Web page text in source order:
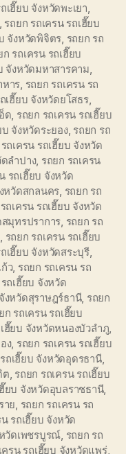
เฮี๊ยบ จังหวัดพะเยา,
, รถยก รถเครน รถเฮี๊ยบ
จังหวัดพิจิตร, รถยก รถ
ก รถเครน รถเฮี๊ยบ
จังหวัดมหาสารคาม,
หาร, รถยก รถเครน รถ
เฮี๊ยบ จังหวัดยโสธร,
ด, รถยก รถเครน รถเฮี๊ยบ
จังหวัดระยอง, รถยก รถ
ถเครน รถเฮี๊ยบ จังหวัด
ลำปาง, รถยก รถเครน
รถเฮี๊ยบ จังหวัด
หวัดสกลนคร, รถยก รถ
ถเครน รถเฮี๊ยบ จังหวัด
สมุทรปราการ, รถยก รถ
, รถยก รถเครน รถเฮี๊ยบ
เฮี๊ยบ จังหวัดสระบุรี,
ว, รถยก รถเครน รถ
ถเฮี๊ยบ จังหวัด
งหวัดสุราษฎร์ธานี, รถยก
ก รถเครน รถเฮี๊ยบ
ฮี๊ยบ จังหวัดหนองบัวลำภู,
ง, รถยก รถเครน รถเฮี๊ยบ
ถเฮี๊ยบ จังหวัดอุดรธานี,
ต, รถยก รถเครน รถเฮี๊ยบ
ยบ จังหวัดอุบลราชธานี,
าย, รถยก รถเครน รถ
รถเฮี๊ยบ จังหวัด
วัดเพชรบูรณ์, รถยก รถ
ครน รถเฮี๊ยบ จังหวัดแพร่,